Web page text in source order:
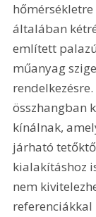
hőmérsékletre
általában
említett
műanyag
összhangban
kínálnak,
járható
kialakításhoz
nem
referenciákkal